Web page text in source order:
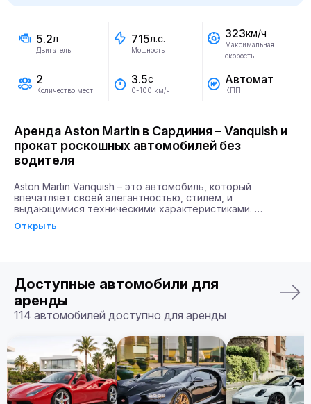
5.2л
Двигатель
715л.с.
Мощность
323км/ч
Максимальная
скорость
2
Количество мест
3.5с
0-100 км/ч
Автомат
КПП
Аренда Aston Martin в Сардиния – Vanquish и
прокат роскошных автомобилей без
водителя
Aston Martin Vanquish – это автомобиль, который
впечатляет своей элегантностью, стилем, и
выдающимися техническими характеристиками.
715 л.с., что позволяет ему ускоряться до 100 км/ч всего
ультрасовременной развлекательной системой, которая
сделает ваше путешествие комфортным и
незабываемым.
Billion Rent предлагает аренду автомобилей премиум-
класса по всей Европе. Мы гарантируем надежный
сервис, удобство аренды, доставку автомобиля прямо к
вам и точное соответствие машины вашим ожиданиям.
Бронируйте ваш Aston Martin Vanquish уже сегодня!
Открыть
Доступные автомобили для
аренды
114 автомобилей доступно для аренды